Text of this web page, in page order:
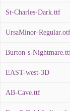
St-Charles-Dark.ttf
UrsaMinor-Regular.otf
Burton-s-
EAST-west-3D
AB-Cave.ttf